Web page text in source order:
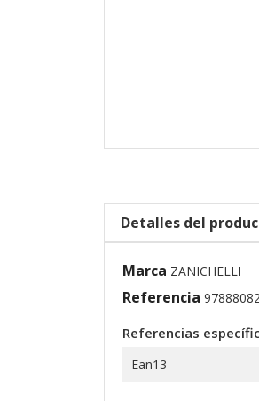
Detalles del
Marca ZANICHELLI
Referencia
Referencias
Ean13